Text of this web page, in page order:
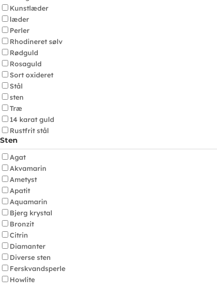
Kunstlæder
læder
Perler
Rhodineret sølv
Rødguld
Rosaguld
Sort oxideret
Stål
sten
Træ
14 karat guld
Rustfrit stål
Sten
Agat
Akvamarin
Ametyst
Apatit
Aquamarin
Bjerg krystal
Bronzit
Citrin
Diamanter
Diverse sten
Ferskvandsperle
Howlite